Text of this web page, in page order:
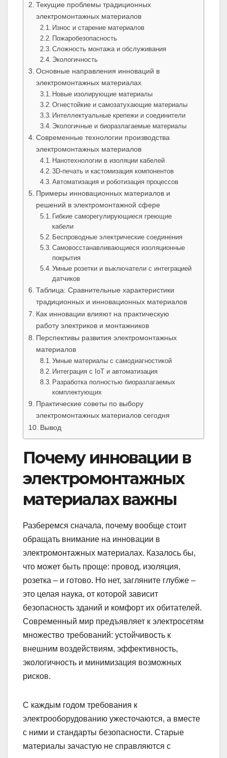
Текущие проблемы традиционных
электромонтажных материалов
Износ и старение материалов
Пожаробезопасность
Сложность монтажа и обслуживания
Экологичность
Основные направления инноваций в
электромонтажных материалах
Новые изолирующие материалы
Огнестойкие и самозатухающие материалы
Интеллектуальные крепежи и соединители
Экологичные и биоразлагаемые материалы
Современные технологии производства
электромонтажных материалов
Нанотехнологии в изоляции кабелей
3D-печать и кастомизация компонентов
Автоматизация и роботизация процессов
Примеры инновационных материалов и
решений в электромонтажной сфере
Гибкие саморегулирующиеся греющие
кабели
Беспроводные электрические соединения
Самовосстанавливающиеся изоляционные
покрытия
Умные розетки и выключатели с интеграцией
датчиков
Таблица: Сравнительные характеристики
традиционных и инновационных материалов
Как инновации влияют на практическую
работу электриков и монтажников
Перспективы развития электромонтажных
материалов
Умные материалы с самодиагностикой
Интеграция с IoT и автоматизация
Разработка полностью биоразлагаемых
комплектующих
Практические советы по выбору
электромонтажных материалов сегодня
Вывод
Почему инновации в
электромонтажных
материалах важны
Разберемся сначала, почему вообще стоит
обращать внимание на инновации в
электромонтажных материалах. Казалось бы,
что может быть проще: провод, изоляция,
розетка – и готово. Но нет, загляните глубже –
это целая наука, от которой зависит
безопасность зданий и комфорт их обитателей.
Современный мир предъявляет к электросетям
множество требований: устойчивость к
внешним воздействиям, эффективность,
экологичность и минимизация возможных
рисков.
С каждым годом требования к
электрооборудованию ужесточаются, а вместе
с ними и стандарты безопасности. Старые
материалы зачастую не справляются с